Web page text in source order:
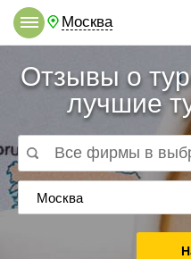
Москва
Отзывы о
лучшие
Москва